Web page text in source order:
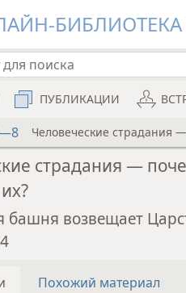
БИБЛИОТЕКА
ПУБЛИКАЦИИ
Человеческие страдания
страдания —
башня возвещает
Похожий материал